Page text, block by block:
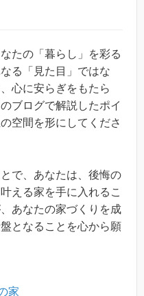
たの「暮らし」を彩る
る「見た目」ではな
心に安らぎをもたら
ブログで解説したポイ
空間を形にしてくださ
で、あなたは、後悔の
える家を手に入れるこ
あなたの家づくりを成
となることを心から願
家